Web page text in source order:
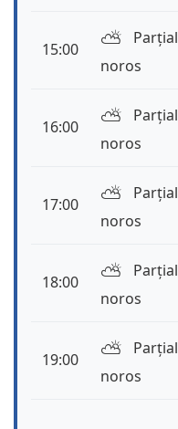
15:00 ⛅️
Parțial
noros
16:00 ⛅️
Parțial
noros
17:00 ⛅️
Parțial
noros
18:00 ⛅️
Parțial
noros
19:00 ⛅️
Parțial
noros